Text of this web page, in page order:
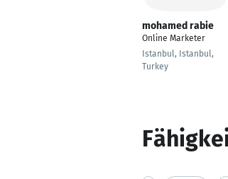
mohamed rabie
Online Marketer
Istanbul, Istanbul,
Turkey